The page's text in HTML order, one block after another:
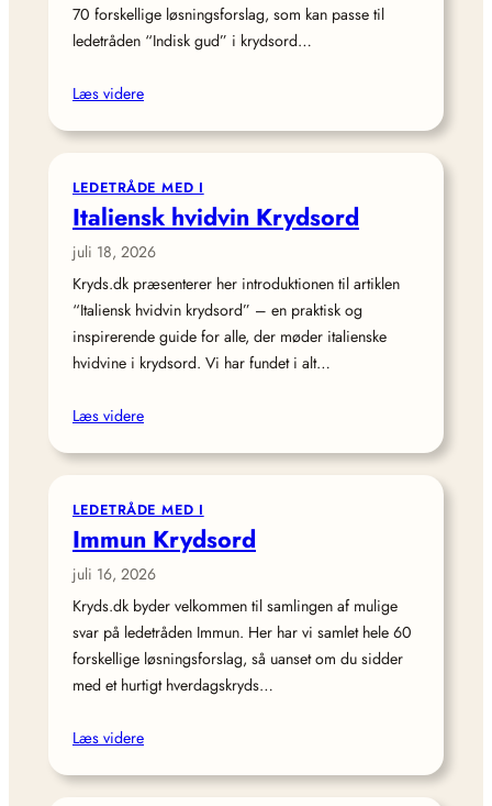
70 forskellige løsningsforslag, som kan passe til
ledetråden “Indisk gud” i krydsord…
Læs videre
LEDETRÅDE MED I
Italiensk hvidvin Krydsord
juli 18, 2026
Kryds.dk præsenterer her introduktionen til artiklen
“Italiensk hvidvin krydsord” – en praktisk og
inspirerende guide for alle, der møder italienske
hvidvine i krydsord. Vi har fundet i alt…
Læs videre
LEDETRÅDE MED I
Immun Krydsord
juli 16, 2026
Kryds.dk byder velkommen til samlingen af mulige
svar på ledetråden Immun. Her har vi samlet hele 60
forskellige løsningsforslag, så uanset om du sidder
med et hurtigt hverdagskryds…
Læs videre